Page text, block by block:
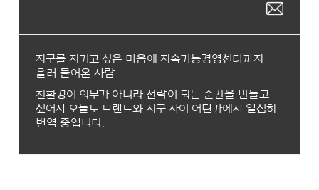
지구를 지키고 싶은 마음에 지속가능경영센터까지
흘러 들어온 사람
친환경이 의무가 아니라 전략이 되는 순간을 만들고
싶어서 오늘도 브랜드와 지구 사이 어딘가에서 열심히
번역 중입니다.